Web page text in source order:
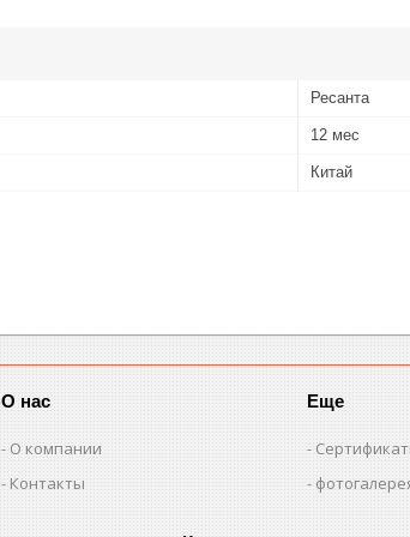
Ресанта
12 мес
Китай
О нас
О компании
Контакты
Еще